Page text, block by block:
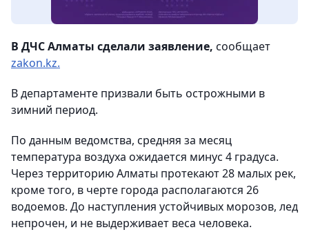
В ДЧС Алматы сделали заявление, сообщает
zakon.kz.
В департаменте призвали быть острожными в
зимний период.
По данным ведомства, средняя за месяц
температура воздуха ожидается минус 4 градуса.
Через территорию Алматы протекают 28 малых рек,
кроме того, в черте города располагаются 26
водоемов. До наступления устойчивых морозов, лед
непрочен, и не выдерживает веса человека.